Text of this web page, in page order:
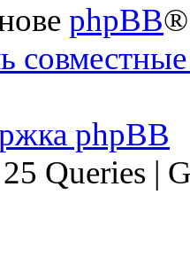
phpBB®
phpBB
Queries |